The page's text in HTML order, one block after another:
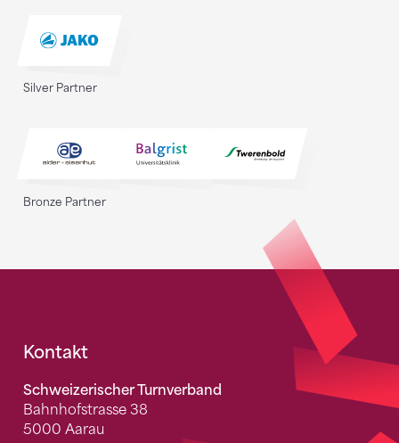
Silver Partner
Bronze Partner
Fusszeile
Kontakt
Schweizerischer Turnverband
Bahnhofstrasse 38
5000 Aarau